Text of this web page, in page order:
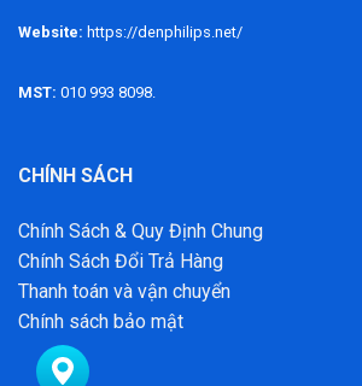
Website: https://denphilips.net/
MST: 010 993 8098.
CHÍNH SÁCH
Chính Sách & Quy Định Chung
Chính Sách Đổi Trả Hàng
Thanh toán và vận chuyển
Chính sách bảo mật